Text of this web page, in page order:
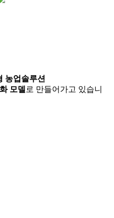
농업솔루션
모델 로 만들어가고 있습니